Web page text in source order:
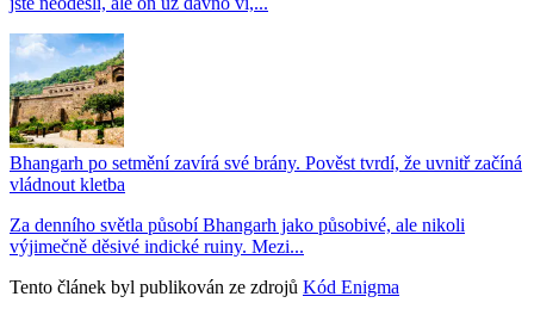
Bhangarh po setmění zavírá své brány. Pověst tvrdí, že uvnitř začíná
vládnout kletba
Za denního světla působí Bhangarh jako působivé, ale nikoli
výjimečně děsivé indické ruiny. Mezi...
Tento článek byl publikován ze zdrojů Kód Enigma